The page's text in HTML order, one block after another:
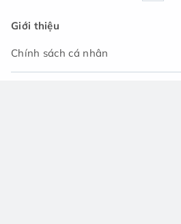
Giới thiệu
Chính sách cá nhân